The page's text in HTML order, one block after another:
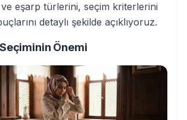
eşarp türlerini, seçim kriterlerini
detaylı şekilde açıklıyoruz.
Önemi